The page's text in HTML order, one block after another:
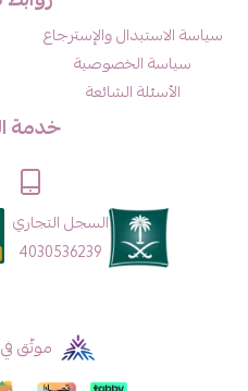
سياسة الاستبدال والإسترجاع
سياسة الخصوصية
الأسئلة الشائعة
خدمة
السجل التجاري
4030536239
موثّق